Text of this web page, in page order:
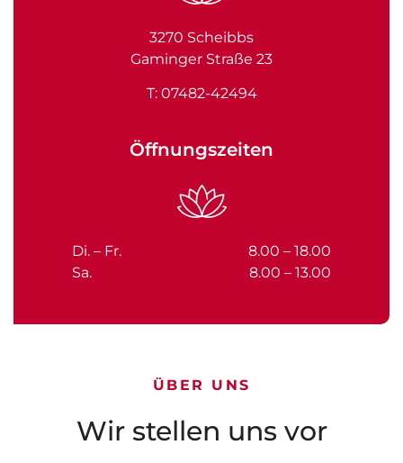
3270 Scheibbs
Gaminger Straße 23
T: 07482-42494
Öffnungszeiten
Di. – Fr.
Sa.
8.00 – 18.00
8.00 – 13.00
ÜBER UNS
Wir stellen uns vor